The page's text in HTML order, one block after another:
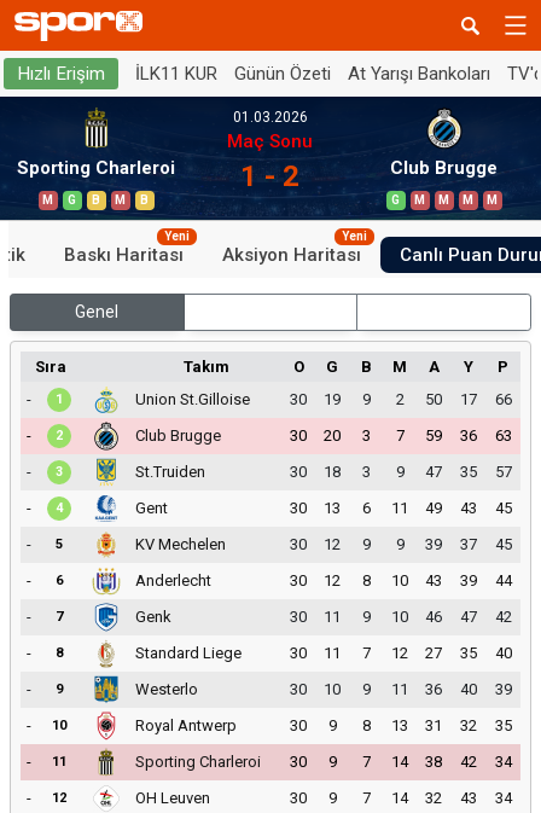
Hızlı Erişim İLK11 KUR Günün Özeti At Yarışı Bankoları
Sporting Charleroi
M G B M B
01.03.2026
Maç Sonu
1 - 2 Club Brugge
G M M M M
Baskı Haritası
Yeni
Aksiyon Haritası
Yeni
Canlı Puan
Genel
Sıra Takım O G B M A Y
P
-
1 Union St.Gilloise 30 19 9 2 50 17
66
-
2 Club Brugge 30 20 3 7 59 36
63
-
3 St.Truiden 30 18 3 9 47 35
57
-
4 Gent 30 13 6 11 49 43
45
-
5 KV Mechelen 30 12 9 9 39 37
45
-
6 Anderlecht 30 12 8 10 43 39
44
-
7 Genk 30 11 9 10 46 47
42
-
8 Standard Liege 30 11 7 12 27 35
40
-
9 Westerlo 30 10 9 11 36 40
39
-
10 Royal Antwerp 30 9 8 13 31 32
35
-
11 Sporting Charleroi 30 9 7 14 38 42
34
-
12 OH Leuven 30 9 7 14 32 43
34